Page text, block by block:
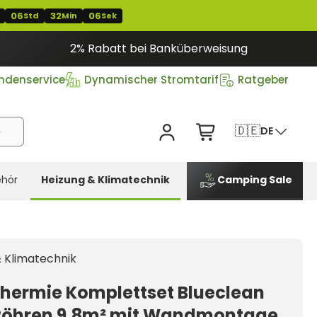
06Std 32Min 05Sek
2% Rabatt bei Banküberweisung
Dynamischer Stromtarif Ratgeber
🇩🇪DE
Heizung & Klimatechnik Camping Sale
Klimatechnik
Komplettset Blueclean